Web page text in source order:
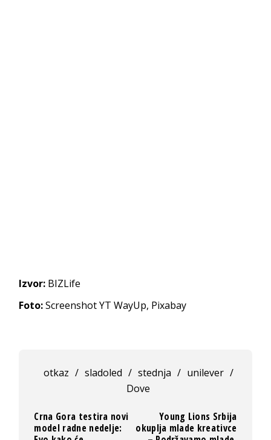
Izvor: BIZLife
Foto:Screenshot YT WayUp, Pixabay
otkaz / sladoled / stednja / unilever /
Dove
Crna Gora testira novi
model radne nedelje:
Young Lions Srbija
okuplja mlade kreativce